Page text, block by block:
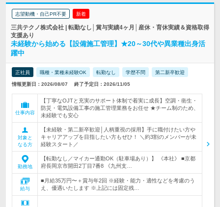
志望動機・自己PR不要 新着
三共テクノ株式会社 | 転勤なし│賞与実績4ヶ月│産休・育休実績＆資格取得
支援あり
未経験から始める【設備施工管理】★20～30代や異業種出身活
躍中
正社員 職種・業種未経験OK 転勤なし 学歴不問 第二新卒歓迎
情報更新日：2026/08/07 終了予定日：2026/11/05
仕事内容
【丁寧なOJTと充実のサポート体制で着実に成長】空調・衛生・
防災・電気設備工事の施工管理業務をお任せ ★チーム制のため、
未経験でも安心
対象と
なる方
【未経験・第二新卒歓迎│人柄重視の採用】手に職付けたい方や
キャリアアップを目指したい方もぜひ！ ＼約3割のメンバーが未
経験スタート／
勤務地
【転勤なし／マイカー通勤OK（駐車場あり）】 《本社》 ■京都
府長岡京市開田2丁目7番8 《九州支…
給与
■月給35万円〜＋賞与年2回 ※経験・能力・適性などを考慮のう
え、優遇いたします ※上記には固定残…